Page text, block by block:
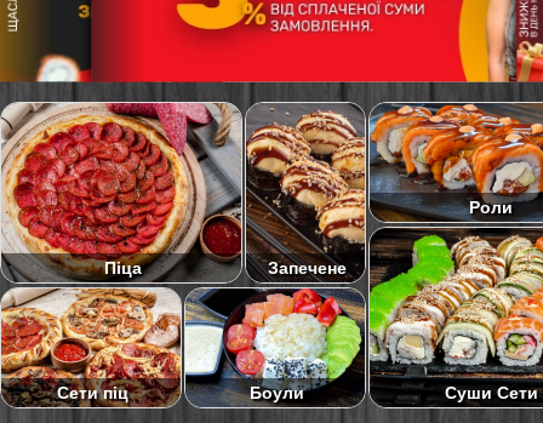
Піца Запечене
Роли
Сети піц Боули Суши Сети